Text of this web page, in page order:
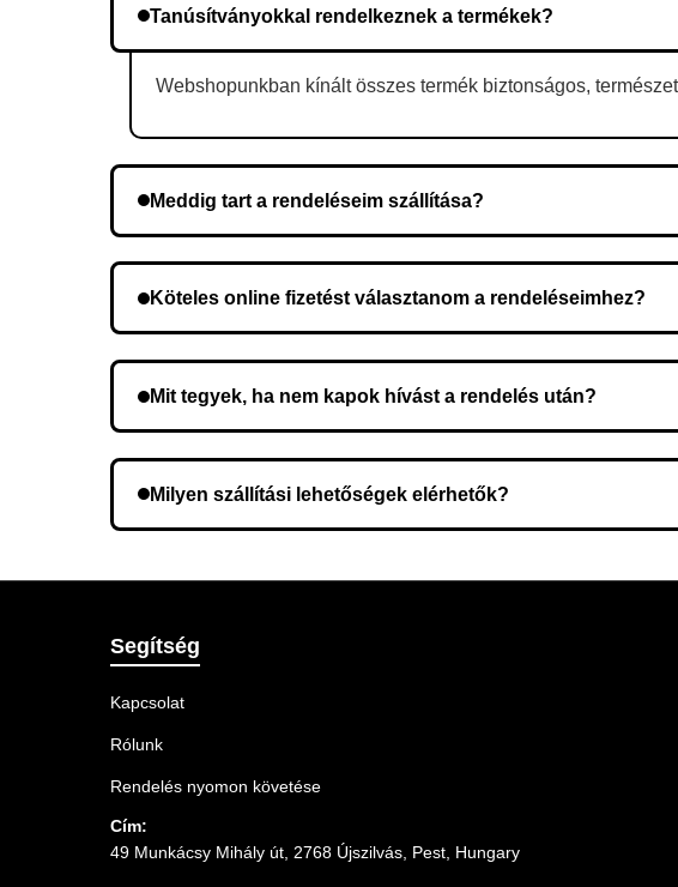
Tanúsítványokkal rendelkeznek a termékek?
Webshopunkban kínált összes termék biztonságos,
Meddig tart a rendeléseim szállítása?
Köteles online fizetést választanom a rendeléseimhez?
Mit tegyek, ha nem kapok hívást a rendelés után?
Milyen szállítási lehetőségek elérhetők?
Segítség
Kapcsolat
Rólunk
Rendelés nyomon követése
Cím:
49 Munkácsy Mihály út, 2768 Újszilvás, Pest, Hungary